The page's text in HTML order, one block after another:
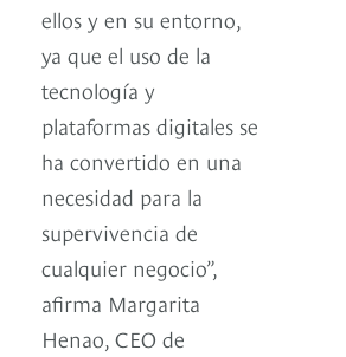
ellos y en su entorno,
ya que el uso de la
tecnología y
plataformas digitales se
ha convertido en una
necesidad para la
supervivencia de
cualquier negocio”,
afirma Margarita
Henao, CEO de